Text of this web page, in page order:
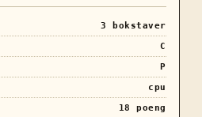
3
bokstaver
C
P
cpu
18
poeng